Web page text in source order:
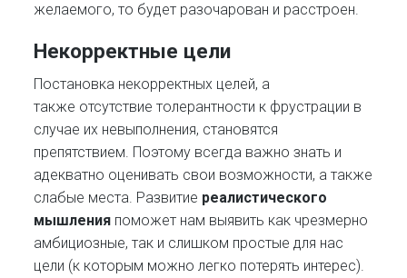
желаемого, то будет разочарован и расстроен.
Некорректные цели
Постановка некорректных целей, а
также отсутствие толерантности к фрустрации в
случае их невыполнения, становятся
препятствием. Поэтому всегда важно знать и
адекватно оценивать свои возможности, а также
слабые места. Развитие реалистического
мышления поможет нам выявить как чрезмерно
амбициозные, так и слишком простые для нас
цели (к которым можно легко потерять интерес).